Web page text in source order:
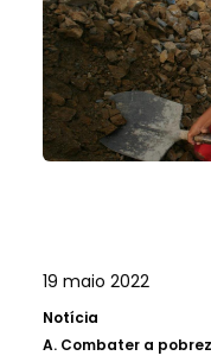
19 maio 2022
Notícia
A. Combater a